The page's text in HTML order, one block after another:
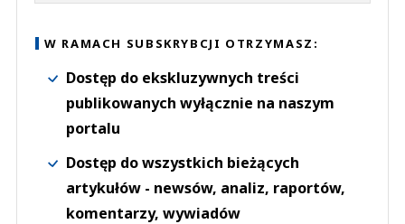
W RAMACH SUBSKRYBCJI OTRZYMASZ:
Dostęp do ekskluzywnych treści
publikowanych wyłącznie na naszym
portalu
Dostęp do wszystkich bieżących
artykułów - newsów, analiz, raportów,
komentarzy, wywiadów